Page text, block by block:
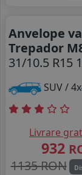
Anvelope
Trepador
31/10.5 R15
SUV /
Livrare
932
1135 RON